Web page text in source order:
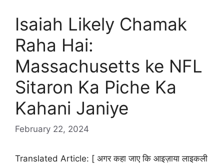
Isaiah Likely Chamak
Raha Hai:
Massachusetts ke NFL
Sitaron Ka Piche Ka
Kahani Janiye
February 22, 2024
Translated Article: [ अगर कहा जाए कि आइज़ाया लाइकली